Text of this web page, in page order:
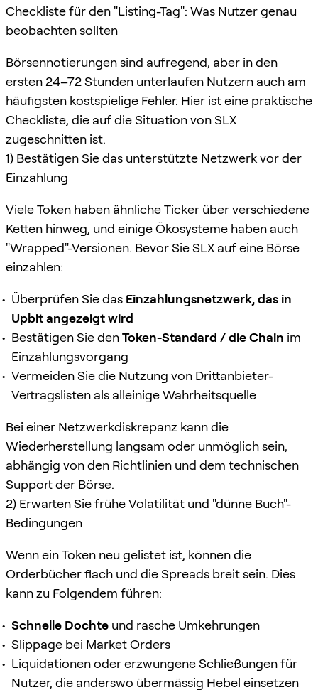
Checkliste für den "Listing-Tag": Was Nutzer genau
beobachten sollten
Börsennotierungen sind aufregend, aber in den
ersten 24–72 Stunden unterlaufen Nutzern auch am
häufigsten kostspielige Fehler. Hier ist eine praktische
Checkliste, die auf die Situation von SLX
zugeschnitten ist.
1) Bestätigen Sie das unterstützte Netzwerk vor der
Einzahlung
Viele Token haben ähnliche Ticker über verschiedene
Ketten hinweg, und einige Ökosysteme haben auch
"Wrapped"-Versionen. Bevor Sie SLX auf eine Börse
einzahlen:
Überprüfen Sie das Einzahlungsnetzwerk, das in
Upbit angezeigt wird
Bestätigen Sie denToken-Standard / die Chain im
Einzahlungsvorgang
Vermeiden Sie die Nutzung von Drittanbieter-
Vertragslisten als alleinige Wahrheitsquelle
Bei einer Netzwerkdiskrepanz kann die
Wiederherstellung langsam oder unmöglich sein,
abhängig von den Richtlinien und dem technischen
Support der Börse.
2) Erwarten Sie frühe Volatilität und "dünne Buch"-
Bedingungen
Wenn ein Token neu gelistet ist, können die
Orderbücher flach und die Spreads breit sein. Dies
kann zu Folgendem führen:
Schnelle Dochte und rasche Umkehrungen
Slippage bei Market Orders
Liquidationen oder erzwungene Schließungen für
Nutzer, die anderswo übermässig Hebel einsetzen